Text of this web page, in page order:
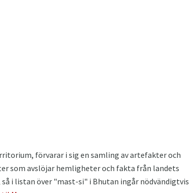
förvarar i sig en samling av artefakter och
som avslöjar hemligheter och fakta från landets
i listan över "mast-si" i Bhutan ingår nödvändigtvis